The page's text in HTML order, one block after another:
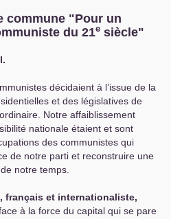
commune "Pour un
du 21e siècle"
décidaient à l’issue de la
et des législatives de
Notre affaiblissement
nationale étaient et sont
des communistes qui
de notre parti et reconstruire une
notre temps.
français et internationaliste,
à la force du capital qui se pare